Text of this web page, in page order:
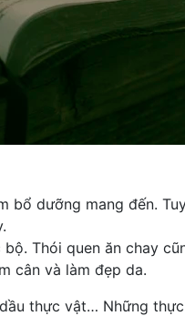
dưỡng mang đến.
bộ. Thói quen ăn chay
cân và làm đẹp da.
thực vật… Những